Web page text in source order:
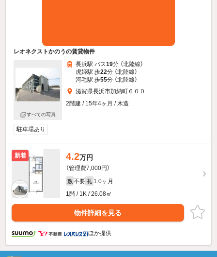
レオネクストかのうの賃貸物件
すべての写真
長浜駅 バス19分 （北陸線）
虎姫駅 歩22分 （北陸線）
河毛駅 歩55分 （北陸線）
滋賀県長浜市加納町６００
2階建 / 15年4ヶ月 / 木造
駐車場あり
新着 4.2万円
（管理費7,000円）
敷 不要 礼 1.0ヶ月
1階 / 1K / 26.08㎡
物件詳細を見る
ほか提供